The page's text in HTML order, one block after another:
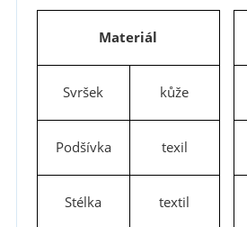
Materiál
Svršek kůže
Podšívka texil
Stélka textil